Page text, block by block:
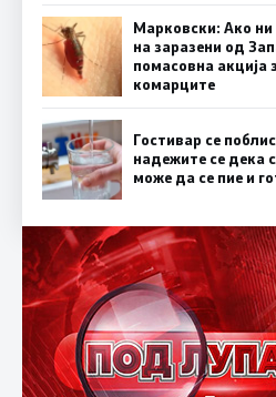
Марковски: Ако ни
на заразени од
помасовна акција
комарците
Гостивар се
надежите се дека
може да се пие и